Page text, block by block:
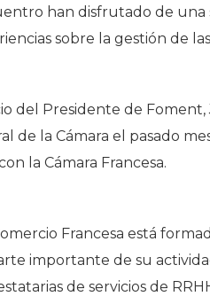
han disfrutado de una
sobre la gestión de
del Presidente de Foment,
de la Cámara el pasado
la Cámara Francesa.
Francesa está
importante de su
de servicios de